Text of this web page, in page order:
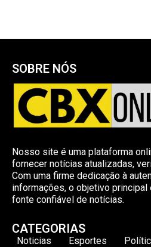
SOBRE NÓS
Nosso site é uma plataforma
fornecer notícias atualizadas,
Com uma firme dedicação à
informações, o objetivo
fonte confiável de notícias.
CATEGORIAS
Noticias Esportes